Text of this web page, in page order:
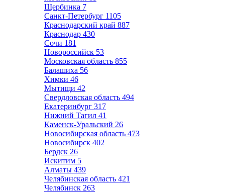
Щербинка 7
Санкт-Петербург 1105
Краснодарский край 887
Краснодар 430
Сочи 181
Новороссийск 53
Московская область 855
Балашиха 56
Химки 46
Мытищи 42
Свердловская область 494
Екатеринбург 317
Нижний Тагил 41
Каменск-Уральский 26
Новосибирская область 473
Новосибирск 402
Бердск 26
Искитим 5
Алматы 439
Челябинская область 421
Челябинск 263